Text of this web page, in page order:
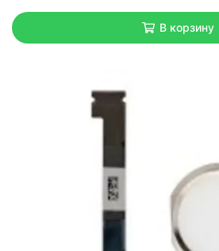
В корзину